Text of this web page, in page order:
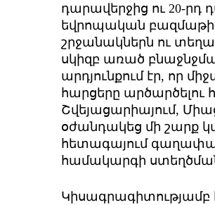
դարավերջից ու 20-րդ
եվրոպական
շրջանակներն ու
սկիզբ առած
արդյունքում էր, որ
հարցերը արծարծելու
Շվեյացարիայում,
օժանդակեց մի շարք
հետագայում
համակարգի